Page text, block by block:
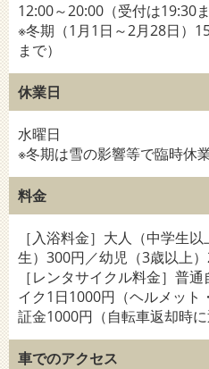
12:00～20:00（受付は19:30ま
※冬期（1月1日～2月28日）
まで）
休業日
水曜日
※冬期は雪の影響等で臨時休
料金
［入浴料金］大人（中学生
生）300円／幼児（3歳以上
［レンタサイクル料金］普
イク1日1000円（ヘルメット
証金1000円（自転車返却時に
車でのアクセス